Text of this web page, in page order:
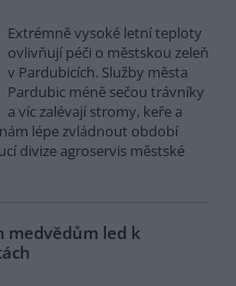
Extrémně vysoké letní teploty
ovlivňují péči o městskou zeleň
v Pardubicích. Služby města
Pardubic méně sečou trávníky
a víc zalévají stromy, keře a
lépe zvládnout období
divize agroservis městské
medvědům led k